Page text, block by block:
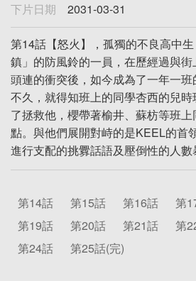
下片日期
2031-03-31
第14話【怒火】，孤獨的不良高中
鎮」的防風鈴的一員，在歷經過與
頭連的衝突後，如今成為了一年一
不久，就得知班上的同學杏西的兒
了拯救他，櫻帶著榆井、蘇枋等班
點。與他們展開對峙的是KEEL的首
進行支配的挑釁話語及壓倒性的人
第14話 第15話 第16話 第
第19話
第20話 第21話 第
第24話
第25話(完)